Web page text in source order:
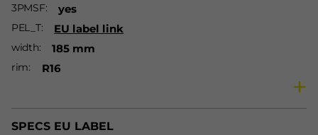
3PMSF yes
PEL_T EU label link
width 185 mm
rim R16
season Winter tires
vehicle Car
SPECS EU LABEL